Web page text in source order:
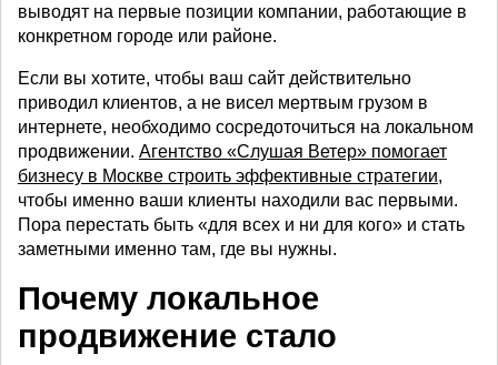
выводят на первые позиции компании, работающие в
конкретном городе или районе.
Если вы хотите, чтобы ваш сайт действительно
приводил клиентов, а не висел мертвым грузом в
интернете, необходимо сосредоточиться на локальном
продвижении. Агентство «Слушая Ветер» помогает
бизнесу в Москве строить эффективные стратегии,
чтобы именно ваши клиенты находили вас первыми.
Пора перестать быть «для всех и ни для кого» и стать
заметными именно там, где вы нужны.
Почему локальное
продвижение стало